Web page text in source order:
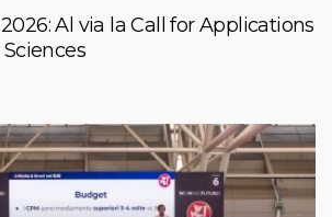
Al via la Call for Applications